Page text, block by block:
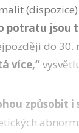
(dispozice)
potratu jsou
do 30.
více,“
způsobit i